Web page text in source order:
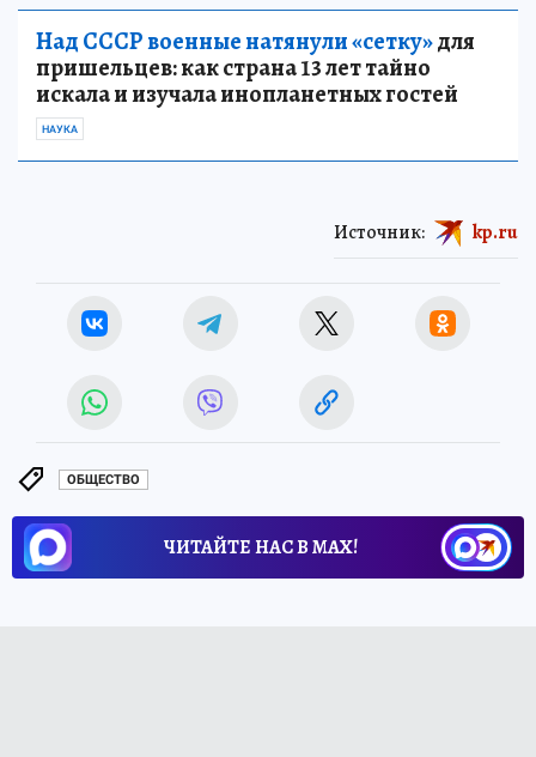
Над СССР военные натянули «сетку»для
пришельцев: как страна 13 лет тайно
искала и изучала инопланетных гостей
НАУКА
Источник: kp.ru
ОБЩЕСТВО
ЧИТАЙТЕ НАС В МАХ!